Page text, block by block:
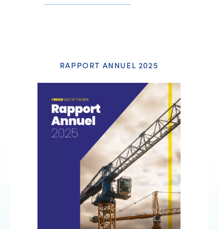
RAPPORT ANNUEL 2025